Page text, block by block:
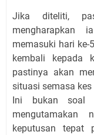
Jika diteliti,
mengharapkan
memasuki hari ke-
kembali kepada
pastinya akan
situasi semasa kes
Ini bukan soal
keputusan tepat